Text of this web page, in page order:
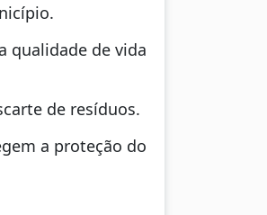
qualidade de vida
de resíduos.
a proteção do